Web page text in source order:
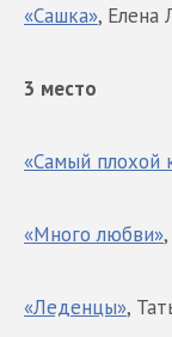
«Сашка», Елена
3 место
«Самый плохой
«Много любви»
«Леденцы»,